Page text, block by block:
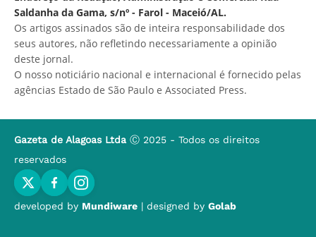
Saldanha da Gama, s/nº - Farol - Maceió/AL.
Os artigos assinados são de inteira responsabilidade dos
seus autores, não refletindo necessariamente a opinião
deste jornal.
O nosso noticiário nacional e internacional é fornecido pelas
agências Estado de São Paulo e Associated Press.
Gazeta de Alagoas Ltda Ⓒ 2025 - Todos os direitos
reservados
developed by Mundiware | designed by Golab